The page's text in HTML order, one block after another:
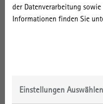
der Datenverarbeitung
Informationen finden Sie
Einstellungen Auswählen
der Digitalisierung von
Bürgerwissen in
bis zum
entnehmen Sie bitte dem